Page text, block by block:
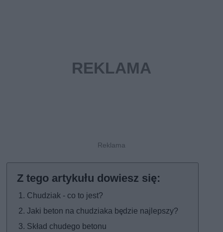
Chudziak - co to jest?
Jaki beton na chudziaka będzie najlepszy?
Skład chudego betonu